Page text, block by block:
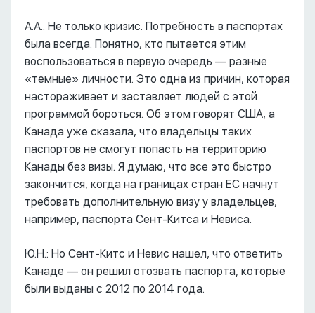
А.А.: Не только кризис. Потребность в паспортах
была всегда. Понятно, кто пытается этим
воспользоваться в первую очередь –– разные
«темные» личности. Это одна из причин, которая
настораживает и заставляет людей с этой
программой бороться. Об этом говорят США, а
Канада уже сказала, что владельцы таких
паспортов не смогут попасть на территорию
Канады без визы. Я думаю, что все это быстро
закончится, когда на границах стран ЕС начнут
требовать дополнительную визу у владельцев,
например, паспорта Сент-Китса и Невиса.
Ю.Н.: Но Сент-Китс и Невис нашел, что ответить
Канаде –– он решил отозвать паспорта, которые
были выданы с 2012 по 2014 года.